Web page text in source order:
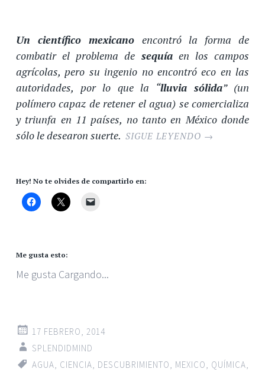
Un científico mexicano encontró la forma de
combatir el problema de sequíaen los campos
agrícolas, pero su ingenio no encontró eco en las
autoridades, por lo que la “lluvia sólida” (un
polímero capaz de retener el agua) se comercializa
y triunfa en 11 países, no tanto en México donde
sólo le desearon suerte. SIGUE LEYENDO →
Hey! No te olvides de compartirlo en:
Me gusta esto:
Me gusta Cargando...
17 FEBRERO, 2014
SPLENDIDMIND
AGUA CIENCIA DESCUBRIMIENTO MEXICO QUÍMICA